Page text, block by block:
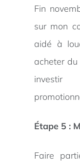
Fin
sur mon
aidé à
acheter
Étape 5 :
Faire